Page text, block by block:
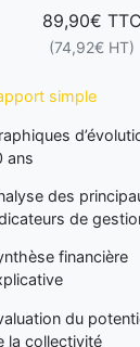
89,90€ TTC
(74,92€ HT)
simple
ans
des
de
financière
du
la collectivité